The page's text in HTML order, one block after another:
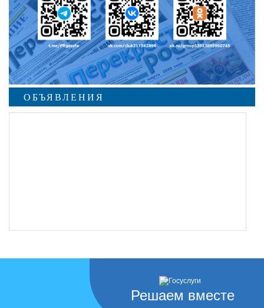
ОБЪЯВЛЕНИЯ
Решаем вместе